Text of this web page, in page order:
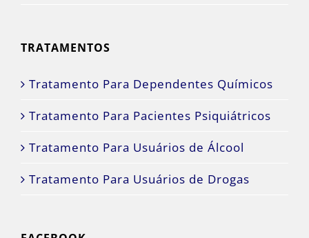
TRATAMENTOS
Tratamento Para Dependentes Químicos
Tratamento Para Pacientes Psiquiátricos
Tratamento Para Usuários de Álcool
Tratamento Para Usuários de Drogas